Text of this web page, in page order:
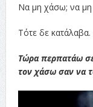
Να μη χάσω; να μη
Τότε δε
Τώρα περπατάω
τον χάσω σαν να